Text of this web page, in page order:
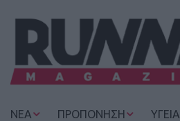
ΝΕΑ ΠΡΟΠΟΝΗΣΗ ΥΓΕΙΑ